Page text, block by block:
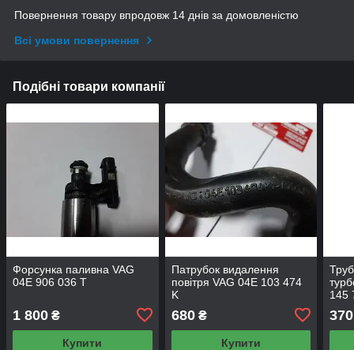
Повернення товару впродовж 14 днів за домовленістю
Всі умови повернення
Подібні товари компанії
Форсунка паливна VAG
04E 906 036 T
1 800 ₴
Купити
Патрубок видалення
повітря VAG 04E 103 474
K
680₴
Купити
145
370